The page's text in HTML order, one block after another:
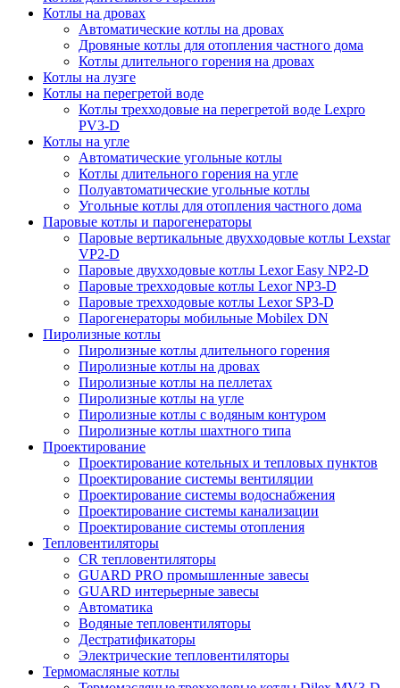
Котлы на дровах
Автоматические котлы на дровах
Дровяные котлы для отопления частного дома
Котлы длительного горения на дровах
Котлы на лузге
Котлы на перегретой воде
Котлы трехходовые на перегретой воде Lexpro
PV3-D
Котлы на угле
Автоматические угольные котлы
Котлы длительного горения на угле
Полуавтоматические угольные котлы
Угольные котлы для отопления частного дома
Паровые котлы и парогенераторы
Паровые вертикальные двухходовые котлы Lexstar
VP2-D
Паровые двухходовые котлы Lexor Easy NP2-D
Паровые трехходовые котлы Lexor NP3-D
Паровые трехходовые котлы Lexor SP3-D
Парогенераторы мобильные Mobilex DN
Пиролизные котлы
Пиролизные котлы длительного горения
Пиролизные котлы на дровах
Пиролизные котлы на пеллетах
Пиролизные котлы на угле
Пиролизные котлы с водяным контуром
Пиролизные котлы шахтного типа
Проектирование
Проектирование котельных и тепловых пунктов
Проектирование системы вентиляции
Проектирование системы водоснабжения
Проектирование системы канализации
Проектирование системы отопления
Тепловентиляторы
CR тепловентиляторы
GUARD PRO промышленные завесы
GUARD интерьерные завесы
Автоматика
Водяные тепловентиляторы
Дестратификаторы
Электрические тепловентиляторы
Термомасляные котлы